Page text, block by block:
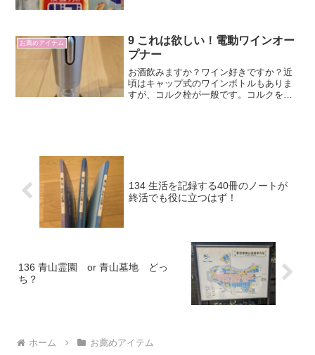
お薦めアイテム
9 これは欲しい！電動ワインオー
プナー
お酒飲みますか？ワイン好きですか？近
頃はキャップ式のワインボトルもありま
すが、コルク栓が一般です。コルクを抜
134 生活を記録する40冊のノートが
終活でも役に立つはず！
136 青山霊園 or 青山墓地 どっ
ち？
ホーム お薦めアイテム